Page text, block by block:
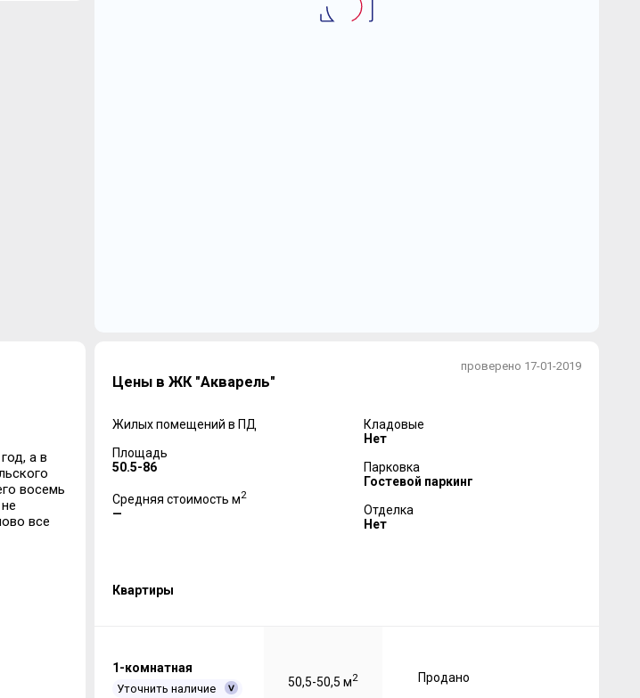
а в
восемь
все
проверено 17-01-2019
Цены в ЖК "Акварель"
Жилых помещений в ПД
Площадь
50.5-86
Средняя стоимость м2
—
Кладовые
Нет
Парковка
Гостевой паркинг
Отделка
Нет
Квартиры
1-комнатная
Уточнить наличие 50,5-50,5 м2 Продано